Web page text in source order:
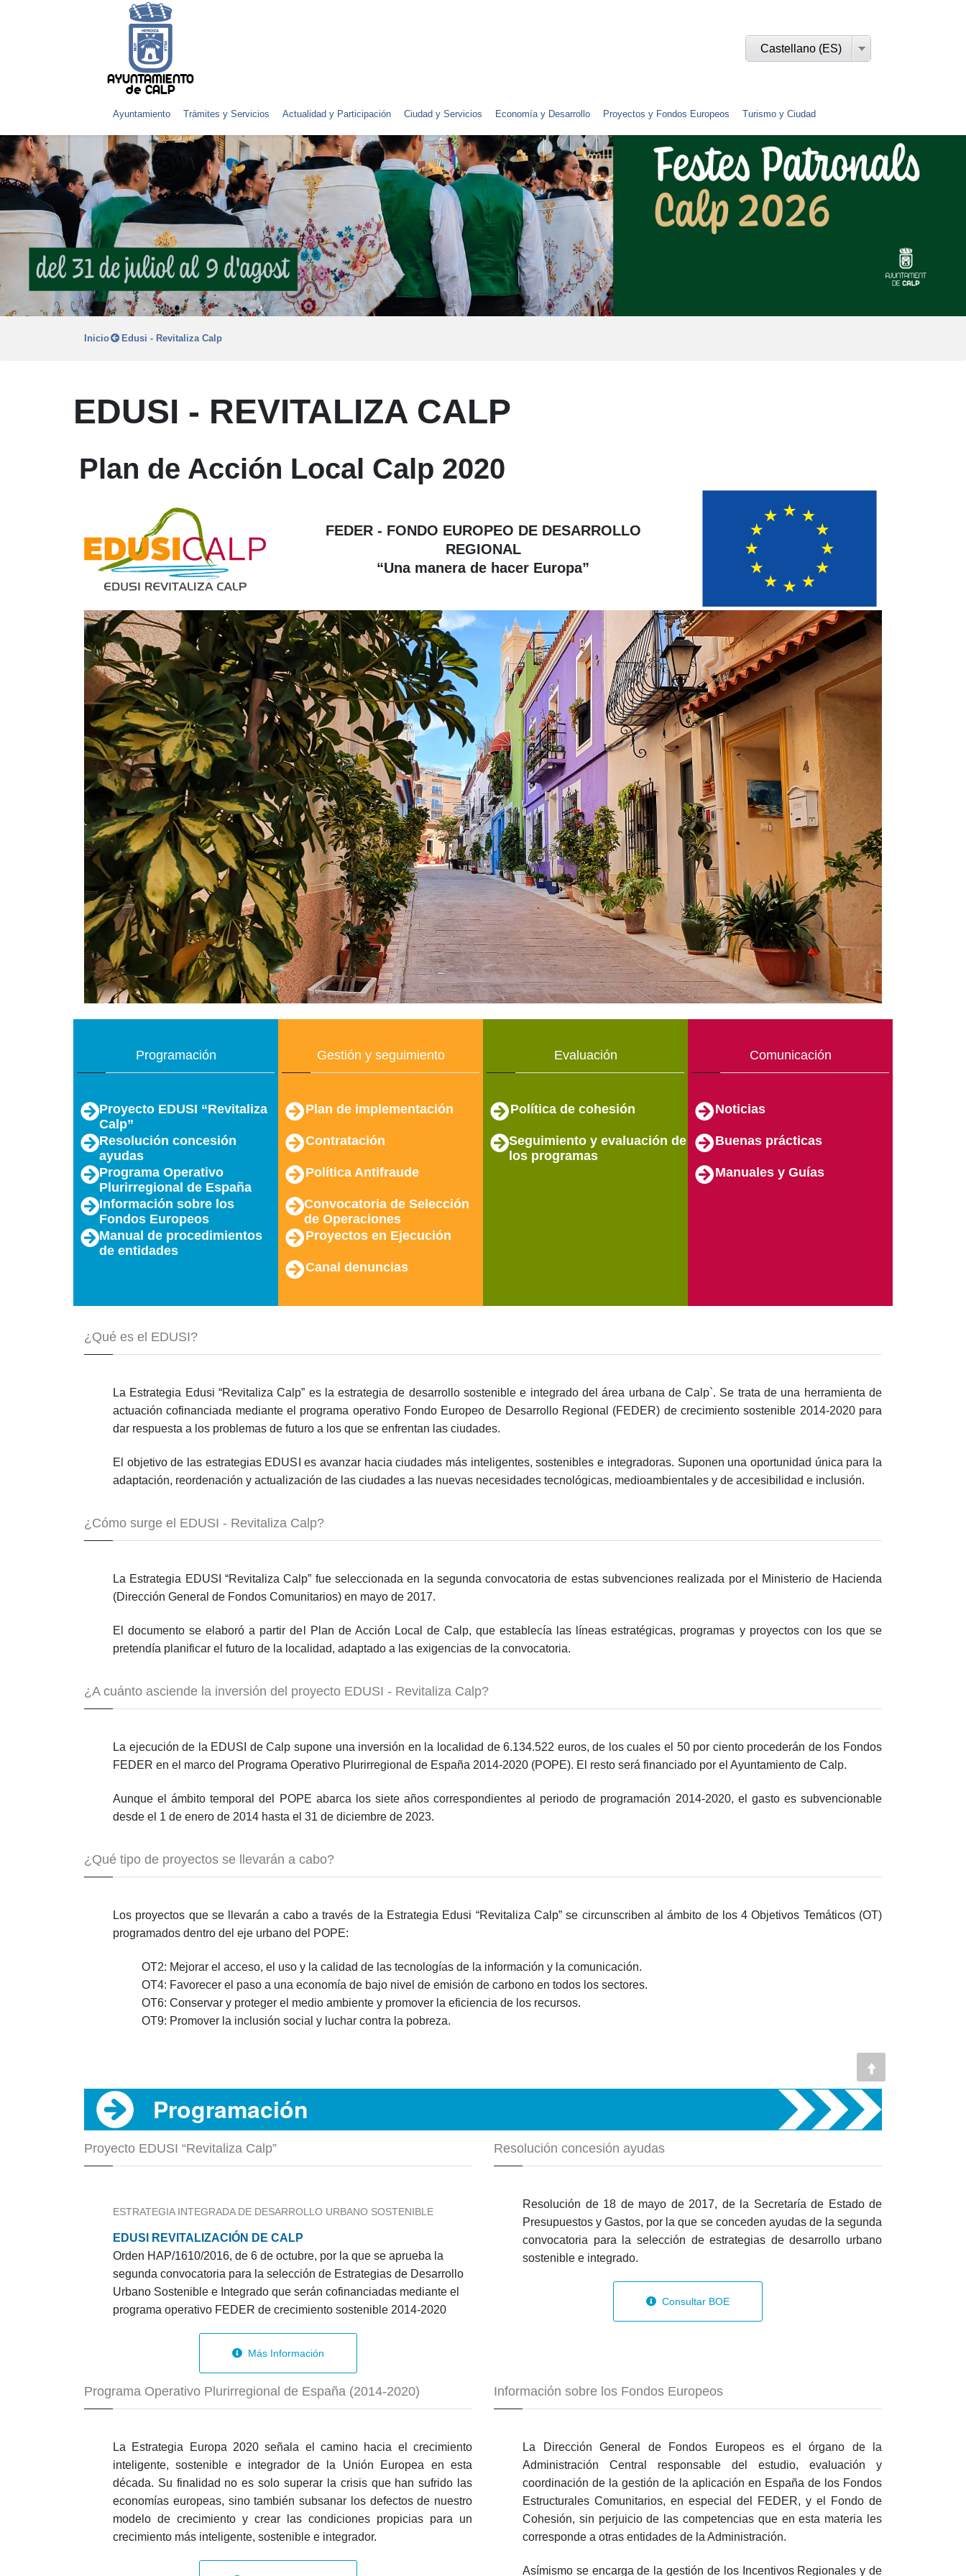
AYUNTAMIENTO
de CALP
Castellano (ES)
Ayuntamiento Trámites y Servicios Actualidad y Participación Ciudad y Servicios Economía y Desarrollo Proyectos y Fondos Europeos Turismo y Ciudad
Inicio Edusi - Revitaliza Calp
EDUSI - REVITALIZA CALP
Plan de Acción Local Calp 2020
FEDER - FONDO EUROPEO DE DESARROLLO
REGIONAL
“Una manera de hacer Europa”
Programación
Proyecto EDUSI “Revitaliza
Calp”
Resolución concesión
ayudas
Programa Operativo
Plurirregional de España
Información sobre los
Fondos Europeos
Manual de procedimientos
de entidades
Gestión y seguimiento
Plan de implementación
Contratación
Política Antifraude
Convocatoria de Selección
de Operaciones
Proyectos en Ejecución
Canal denuncias
Evaluación
Política de cohesión
Seguimiento y evaluación de
los programas
Comunicación
Noticias
Buenas prácticas
Manuales y Guías
¿Qué es el EDUSI?
La Estrategia Edusi “Revitaliza Calp” es la estrategia de desarrollo sostenible e integrado del área urbana de Calp`. Se trata de una herramienta de
actuación cofinanciada mediante el programa operativo Fondo Europeo de Desarrollo Regional (FEDER) de crecimiento sostenible 2014-2020 para
dar respuesta a los problemas de futuro a los que se enfrentan las ciudades.
El objetivo de las estrategias EDUSI es avanzar hacia ciudades más inteligentes, sostenibles e integradoras. Suponen una oportunidad única para la
adaptación, reordenación y actualización de las ciudades a las nuevas necesidades tecnológicas, medioambientales y de accesibilidad e inclusión.
¿Cómo surge el EDUSI - Revitaliza Calp?
La Estrategia EDUSI “Revitaliza Calp” fue seleccionada en la segunda convocatoria de estas subvenciones realizada por el Ministerio de Hacienda
(Dirección General de Fondos Comunitarios) en mayo de 2017.
El documento se elaboró a partir del Plan de Acción Local de Calp, que establecía las líneas estratégicas, programas y proyectos con los que se
pretendía planificar el futuro de la localidad, adaptado a las exigencias de la convocatoria.
¿A cuánto asciende la inversión del proyecto EDUSI - Revitaliza Calp?
La ejecución de la EDUSI de Calp supone una inversión en la localidad de 6.134.522 euros, de los cuales el 50 por ciento procederán de los Fondos
FEDER en el marco del Programa Operativo Plurirregional de España 2014-2020 (POPE). El resto será financiado por el Ayuntamiento de Calp.
Aunque el ámbito temporal del POPE abarca los siete años correspondientes al periodo de programación 2014‐2020, el gasto es subvencionable
desde el 1 de enero de 2014 hasta el 31 de diciembre de 2023.
¿Qué tipo de proyectos se llevarán a cabo?
Los proyectos que se llevarán a cabo a través de la Estrategia Edusi “Revitaliza Calp” se circunscriben al ámbito de los 4 Objetivos Temáticos (OT)
programados dentro del eje urbano del POPE:
OT2: Mejorar el acceso, el uso y la calidad de las tecnologías de la información y la comunicación.
OT4: Favorecer el paso a una economía de bajo nivel de emisión de carbono en todos los sectores.
OT6: Conservar y proteger el medio ambiente y promover la eficiencia de los recursos.
OT9: Promover la inclusión social y luchar contra la pobreza.
Programación
Proyecto EDUSI “Revitaliza Calp”
ESTRATEGIA INTEGRADA DE DESARROLLO URBANO SOSTENIBLE
EDUSI REVITALIZACIÓN DE CALP
Orden HAP/1610/2016, de 6 de octubre, por la que se aprueba la
segunda convocatoria para la selección de Estrategias de Desarrollo
Urbano Sostenible e Integrado que serán cofinanciadas mediante el
programa operativo FEDER de crecimiento sostenible 2014-2020
Más Información
Resolución concesión ayudas
Resolución de 18 de mayo de 2017, de la Secretaría de Estado de
Presupuestos y Gastos, por la que se conceden ayudas de la segunda
convocatoria para la selección de estrategias de desarrollo urbano
sostenible e integrado.
Consultar BOE
Programa Operativo Plurirregional de España (2014-2020)
La Estrategia Europa 2020 señala el camino hacia el crecimiento
inteligente, sostenible e integrador de la Unión Europea en esta
década. Su finalidad no es solo superar la crisis que han sufrido las
economías europeas, sino también subsanar los defectos de nuestro
modelo de crecimiento y crear las condiciones propicias para un
crecimiento más inteligente, sostenible e integrador.
Información sobre los Fondos Europeos
La Dirección General de Fondos Europeos es el órgano de la
Administración Central responsable del estudio, evaluación y
coordinación de la gestión de la aplicación en España de los Fondos
Estructurales Comunitarios, en especial del FEDER, y el Fondo de
Cohesión, sin perjuicio de las competencias que en esta materia les
corresponde a otras entidades de la Administración.
Asímismo se encarga de la gestión de los Incentivos Regionales y de